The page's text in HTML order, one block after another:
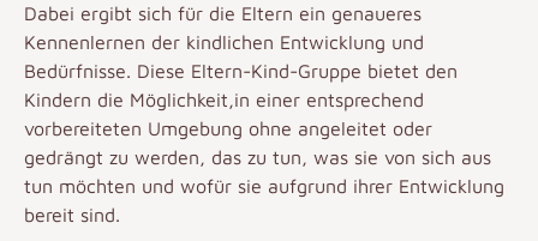
Dabei ergibt sich für die Eltern ein genaueres
Kennenlernen der kindlichen Entwicklung und
Bedürfnisse. Diese Eltern-Kind-Gruppe bietet den
Kindern die Möglichkeit,in einer entsprechend
vorbereiteten Umgebung ohne angeleitet oder
gedrängt zu werden, das zu tun, was sie von sich aus
tun möchten und wofür sie aufgrund ihrer Entwicklung
bereit sind.